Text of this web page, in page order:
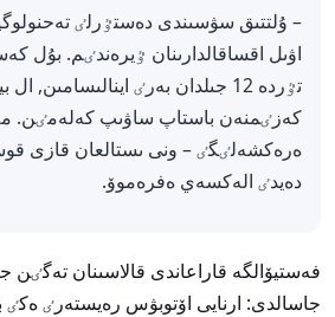
– ۇلتتىق سۋسىندى دەستٷرلٸ
اۋىل اقساقالدارىنان ٷيرەندٸم. بۇل
تٷردە 12 جىلدان بەرٸ اينالىسامىن,
كەزٸمنەن باستاپ ساۋىپ كەلەمٸن.
ەرەكشەلٸگٸ – ونى ىستالعان قازى
دەيدٸ الەكسەي ەفرەموۆ.
فەستيۆالگە قاراعاندى قالاسىنان
جاسالدى: ارنايى اۆتوبۋس رەيستەرٸ ەكٸ